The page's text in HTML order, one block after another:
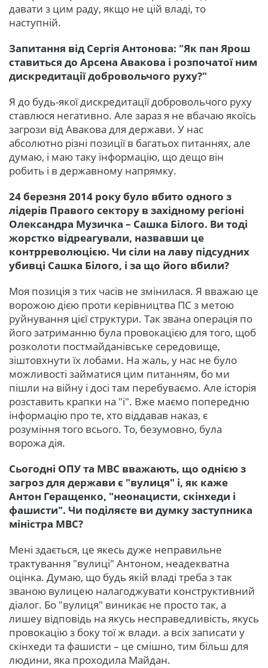
давати з цим раду, якщо не цій владі, то
наступній.
Запитання від Сергія Антонова: "Як пан Ярош
ставиться до Арсена Авакова і розпочатої ним
дискредитації добровольчого руху?"
Я до будь-якої дискредитації добровольчого руху
ставлюся негативно. Але зараз я не вбачаю якоїсь
загрози від Авакова для держави. У нас
абсолютно різні позиції в багатьох питаннях, але
думаю, і маю таку інформацію, що дещо він
робить і в державному напрямку.
24 березня 2014 року було вбито одного з
лідерів Правого сектору в західному регіоні
Олександра Музичка – Сашка Білого. Ви тоді
жорстко відреагували, назвавши це
контрреволюцією. Чи сіли на лаву підсудних
убивці Сашка Білого, і за що його вбили?
Моя позиція з тих часів не змінилася. Я вважаю це
ворожою дією проти керівництва ПС з метою
руйнування цієї структури. Так звана операція по
його затриманню була провокацією для того, щоб
розколоти постмайданівське середовище,
зіштовхнути їх лобами. На жаль, у нас не було
можливості займатися цим питанням, бо ми
пішли на війну і досі там перебуваємо. Але історія
розставить крапки на "і". Вже маємо попередню
інформацію про те, хто віддавав наказ, є
розуміння того всього. То, безумовно, була
ворожа дія.
Сьогодні ОПУ та МВС вважають, що однією з
загроз для держави є "вулиця" і, як каже
Антон Геращенко, "неонацисти, скінхеди і
фашисти". Чи поділяєте ви думку заступника
міністра МВС?
Мені здається, це якесь дуже неправильне
трактування "вулиці" Антоном, неадекватна
оцінка. Думаю, що будь якій владі треба з так
званою вулицею налагоджувати конструктивний
діалог. Бо "вулиця" виникає не просто так, а
лишеу відповідь на якусь несправедливість, якусь
провокацію з боку тої ж влади. а всіх записати у
скінхеди та фашисти – це смішно, тим більш для
людини, яка проходила Майдан.